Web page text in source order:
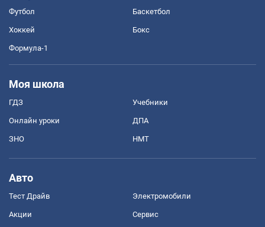
Футбол Баскетбол
Хоккей Бокс
Формула-1
Моя школа
ГДЗ Учебники
Онлайн уроки ДПА
ЗНО НМТ
Авто
Тест Драйв Электромобили
Акции Сервис